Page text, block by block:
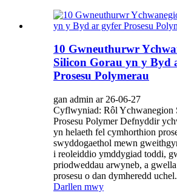
10 Gwneuthurwr
Silicon Gorau yn y Byd
Prosesu Polymerau
gan admin ar 26-06-27
Cyflwyniad: Rôl Ychwanegion
Prosesu Polymer Defnyddir
yn helaeth fel cymhorthion
swyddogaethol mewn
i reoleiddio ymddygiad toddi,
priodweddau arwyneb, a
prosesu o dan dymheredd
Darllen mwy